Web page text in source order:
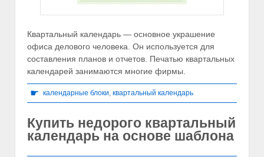
Квартальный календарь — основное украшение
офиса делового человека. Он используется для
составления планов и отчетов. Печатью квартальных
календарей занимаются многие фирмы.
☛ календарные блоки, квартальный календарь
Купить недорого квартальный
календарь на основе шаблона